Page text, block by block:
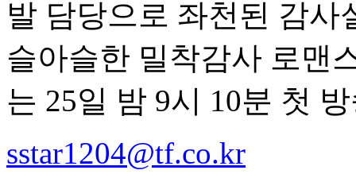
발 담당으로 좌천된 감
슬아슬한 밀착감사 로맨
는 25일 밤 9시 10분 첫
sstar1204@tf.co.kr